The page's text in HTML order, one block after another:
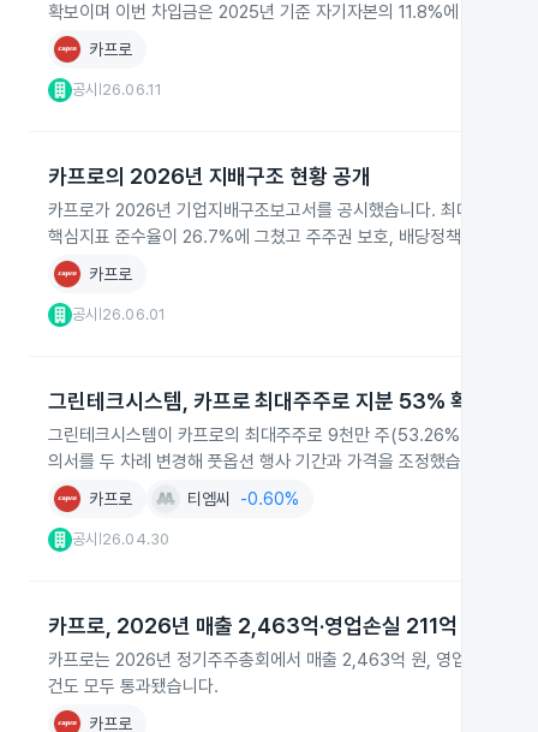
확보이며 이번 차입금은 2025년 기준 자기자본의 11.8%에 해당합니
카프로
공시 26.06.11
카프로의 2026년 지배구조 현황 공개
카프로가 2026년 기업지배구조보고서를 공시했습니다. 최대주주 그
핵심지표 준수율이 26.7%에 그쳤고 주주권 보호, 배당정책, 이사회
카프로
공시 26.06.01
그린테크시스템, 카프로 최대주주로 지분 53% 확보
그린테크시스템이 카프로의 최대주주로 9천만 주(53.26%)를 보유
의서를 두 차례 변경해 풋옵션 행사 기간과 가격을 조정했습니다.
카프로 티엠씨 -0.60%
공시 26.04.30
카프로, 2026년 매출 2,463억·영업손실 211억 승인
카프로는 2026년 정기주주총회에서 매출 2,463억 원, 영업손실
건도 모두 통과됐습니다.
카프로